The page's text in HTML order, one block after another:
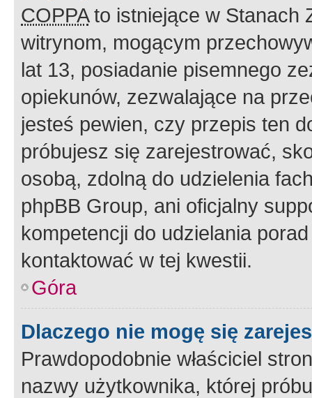
COPPAto istniejące w Stanach
witrynom, mogącym
lat 13, posiadanie pisemnego
opiekunów, zezwalające na
jesteś pewien, czy przepis ten
próbujesz się zarejestrować,
osobą, zdolną do udzielenia
phpBB Group, ani oficjalny
kompetencji do udzielania
kontaktować w tej kwestii.
Góra
Dlaczego nie mogę się
Prawdopodobnie właściciel
nazwy użytkownika, której